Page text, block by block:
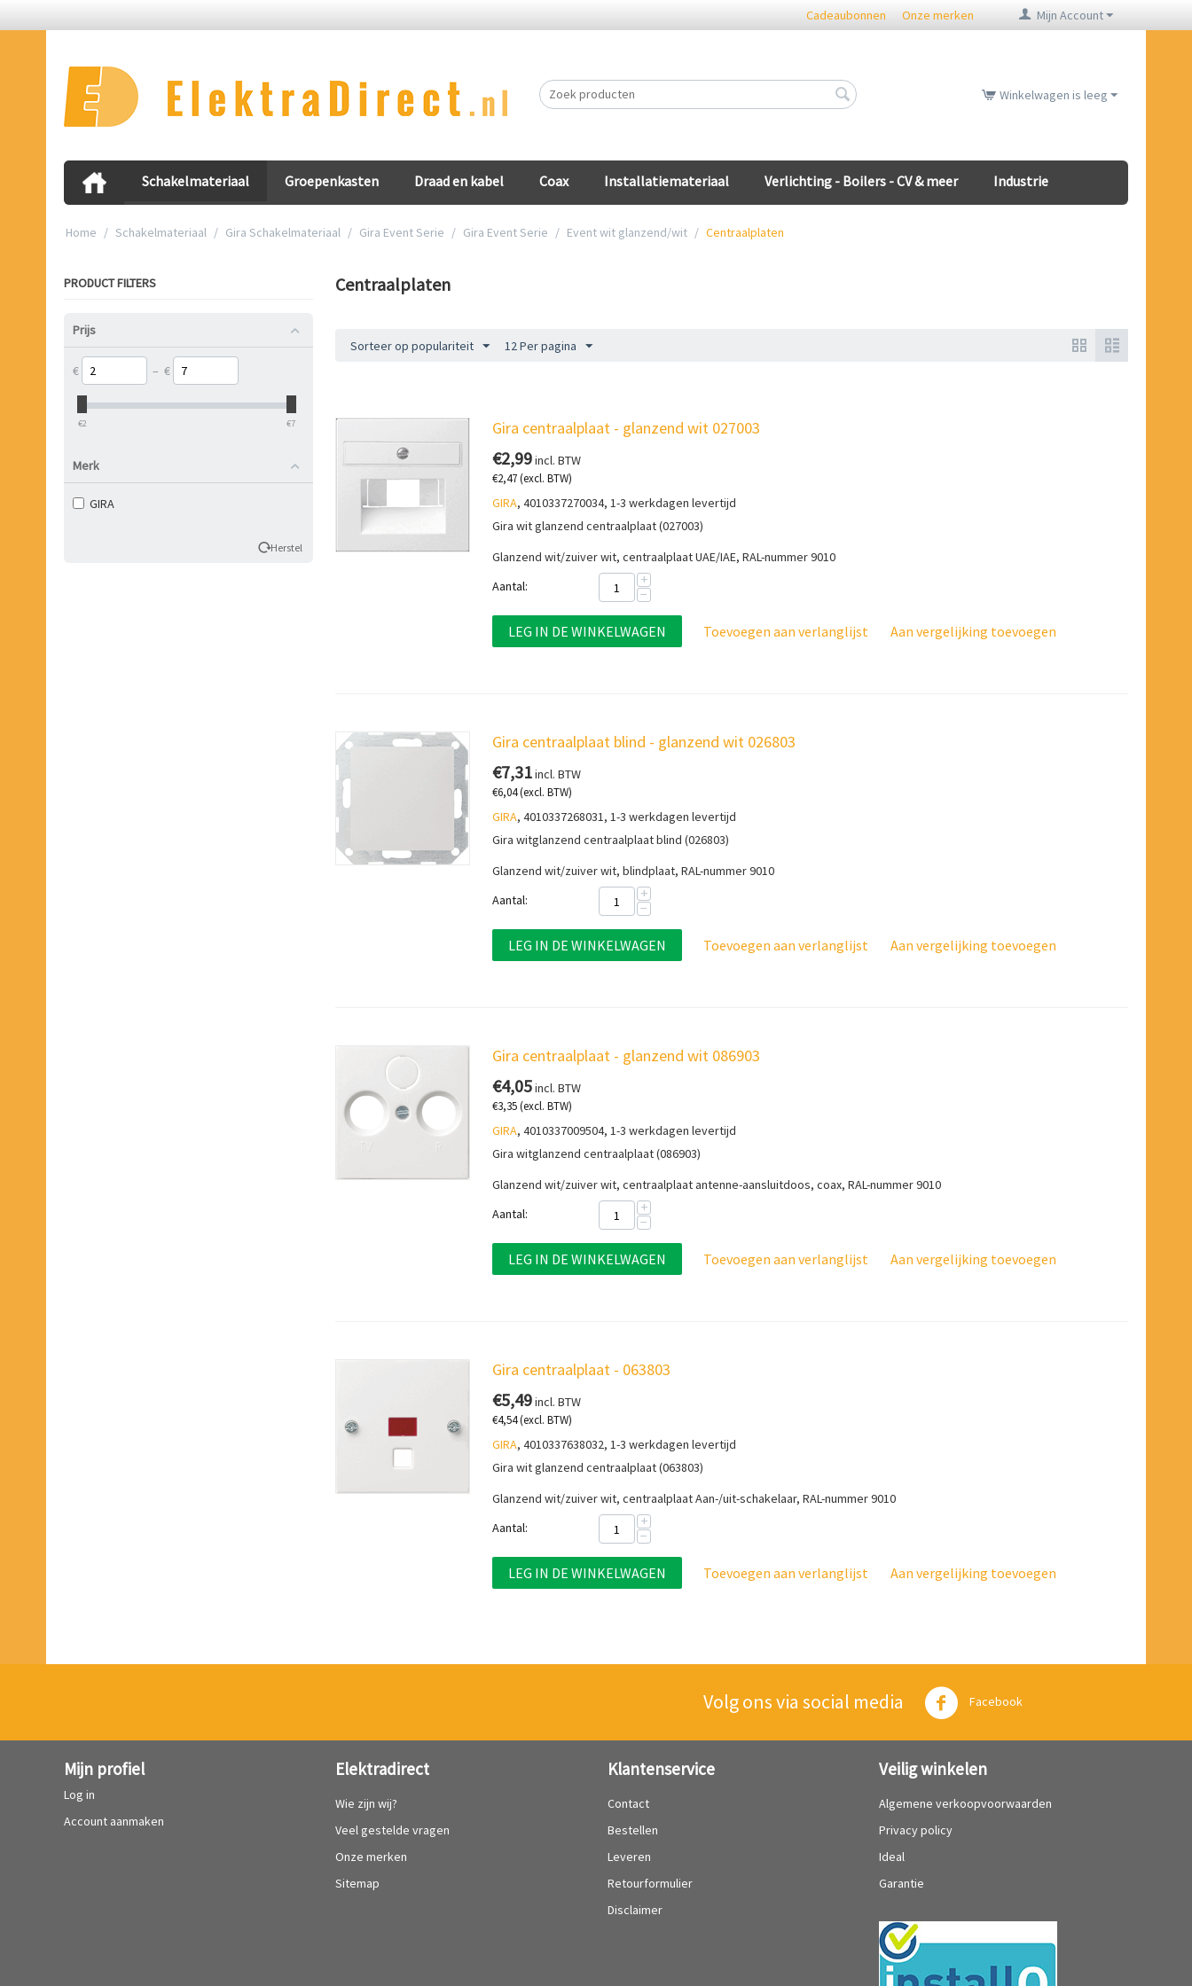
Mijn Account
Cadeaubonnen Onze merken
Winkelwagen is leeg
Schakelmateriaal Groepenkasten Draad en kabel Coax Installatiemateriaal Verlichting - Boilers - CV & meer Industrie
Home / Schakelmateriaal / Gira Schakelmateriaal / Gira Event Serie / Gira Event Serie / Event wit glanzend/wit / Centraalplaten
PRODUCT FILTERS
Prijs
€ – €
‎€2 ‎€7
Merk
GIRA
Herstel
Centraalplaten
Sorteer op populariteit 12 Per pagina
Gira centraalplaat - glanzend wit 027003
€2,99incl. BTW
€2,47(excl. BTW)
GIRA, 4010337270034, 1-3 werkdagen levertijd
Gira wit glanzend centraalplaat (027003)
Glanzend wit/zuiver wit, centraalplaatUAE/IAE, RAL-nummer 9010
Aantal:
+
−
LEG IN DE WINKELWAGEN Toevoegen aan verlanglijst Aan vergelijking toevoegen
Gira centraalplaat blind - glanzend wit 026803
€7,31incl. BTW
€6,04(excl. BTW)
GIRA, 4010337268031, 1-3 werkdagen levertijd
Gira witglanzend centraalplaat blind (026803)
Glanzend wit/zuiver wit, blindplaat,RAL-nummer 9010
Aantal:
+
−
LEG IN DE WINKELWAGEN Toevoegen aan verlanglijst Aan vergelijking toevoegen
Gira centraalplaat - glanzend wit 086903
€4,05incl. BTW
€3,35(excl. BTW)
GIRA, 4010337009504, 1-3 werkdagen levertijd
Gira witglanzend centraalplaat (086903)
Glanzend wit/zuiver wit, centraalplaat antenne-aansluitdoos, coax, RAL-nummer 9010
Aantal:
+
−
LEG IN DE WINKELWAGEN Toevoegen aan verlanglijst Aan vergelijking toevoegen
Gira centraalplaat - 063803
€5,49incl. BTW
€4,54(excl. BTW)
GIRA, 4010337638032, 1-3 werkdagen levertijd
Gira wit glanzend centraalplaat (063803)
Glanzend wit/zuiver wit, centraalplaatAan-/uit-schakelaar, RAL-nummer 9010
Aantal:
+
−
LEG IN DE WINKELWAGEN Toevoegen aan verlanglijst Aan vergelijking toevoegen
Volg ons via social media Facebook
Mijn profiel
Log in
Account aanmaken
Elektradirect
Wie zijn wij?
Veel gestelde vragen
Onze merken
Sitemap
Klantenservice
Contact
Bestellen
Leveren
Retourformulier
Disclaimer
Veilig winkelen
Algemene verkoopvoorwaarden
Privacy policy
Ideal
Garantie